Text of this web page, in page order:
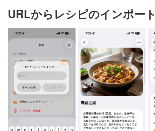
URLからレシピのインポート